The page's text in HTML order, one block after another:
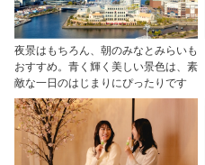
夜景はもちろん、朝のみなとみらいも
おすすめ。青く輝く美しい景色は、素
敵な一日のはじまりにぴったりです